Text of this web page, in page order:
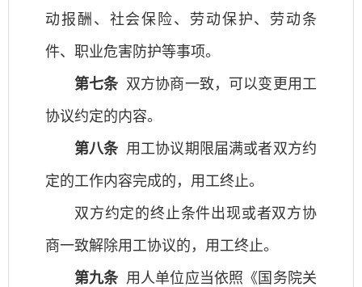
动报酬、社会保险、劳动保护、劳动条
件、职业危害防护等事项。
第七条 双方协商一致，可以变更用工
协议约定的内容。
第八条 用工协议期限届满或者双方约
定的工作内容完成的，用工终止。
双方约定的终止条件出现或者双方协
商一致解除用工协议的，用工终止。
第九条 用人单位应当依照《国务院关